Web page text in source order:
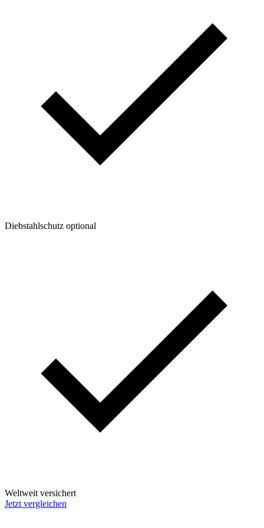
Diebstahlschutz optional
Weltweit versichert
Jetzt vergleichen